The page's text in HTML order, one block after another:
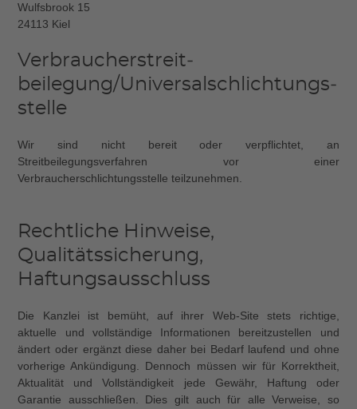
Wulfsbrook 15
24113 Kiel
Verbraucher­streit­
beilegung/Universal­schlichtungs­
stelle
Wir sind nicht bereit oder verpflichtet, an
Streitbeilegungsverfahren vor einer
Verbraucherschlichtungsstelle teilzunehmen.
Rechtliche Hinweise,
Qualitätssicherung,
Haftungsausschluss
Die Kanzlei ist bemüht, auf ihrer Web-Site stets richtige,
aktuelle und vollständige Informationen bereitzustellen und
ändert oder ergänzt diese daher bei Bedarf laufend und ohne
vorherige Ankündigung. Dennoch müssen wir für Korrektheit,
Aktualität und Vollständigkeit jede Gewähr, Haftung oder
Garantie ausschließen. Dies gilt auch für alle Verweise, so